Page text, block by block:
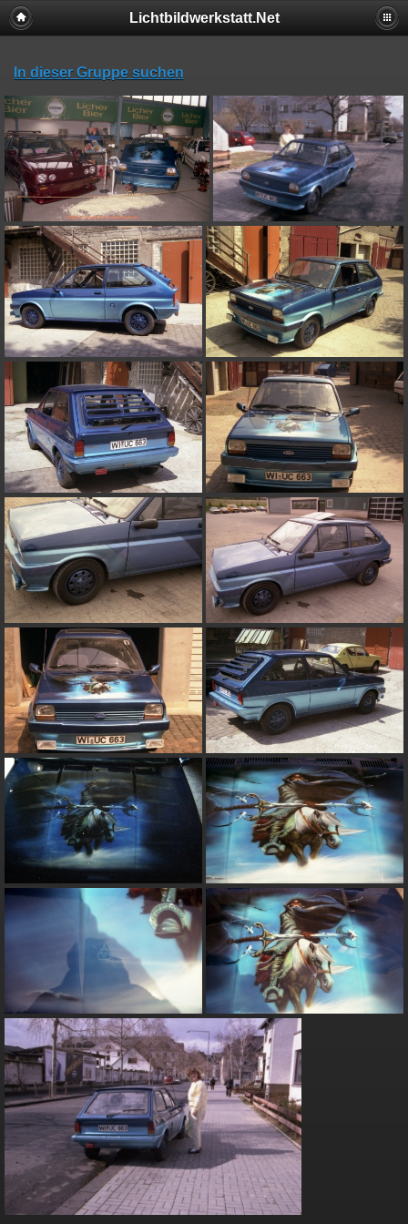
Lichtbildwerkstatt.Net
In dieser Gruppe suchen